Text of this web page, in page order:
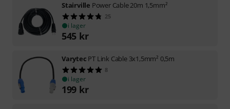
Stairville Power Cable 20m 1,5mm²
25
i lager
545 kr
Varytec PT Link Cable 3x1,5mm² 0,5m
8
i lager
199 kr